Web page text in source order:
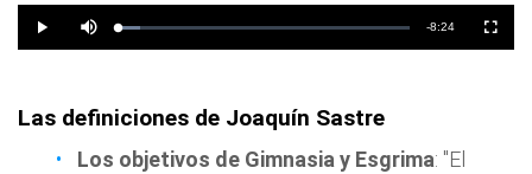
Las definiciones de Joaquín Sastre
Los objetivos de Gimnasia y Esgrima: "El